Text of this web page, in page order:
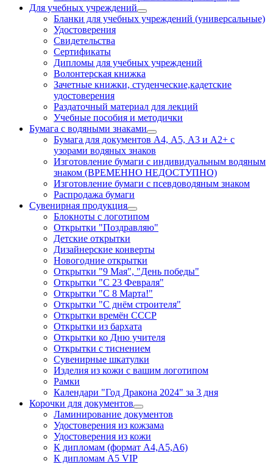
Для учебных учреждений
Бланки для учебных учреждений (универсальные)
Удостоверения
Свидетельства
Сертификаты
Дипломы для учебных учреждений
Волонтерская книжка
Зачетные книжки, студенческие,кадетские
удостоверения
Раздаточный материал для лекций
Учебные пособия и методички
Бумага с водяными знаками
Бумага для документов А4, А5, А3 и А2+ с
узорами водяных знаков
Изготовление бумаги с индивидуальным водяным
знаком (ВРЕМЕННО НЕДОСТУПНО)
Изготовление бумаги с псевдоводяным знаком
Распродажа бумаги
Сувенирная продукция
Блокноты с логотипом
Открытки "Поздравляю"
Детские открытки
Дизайнерские конверты
Новогодние открытки
Открытки "9 Мая", "День победы"
Открытки "С 23 Февраля"
Открытки "С 8 Марта!"
Открытки "С днём строителя"
Открытки времён СССР
Открытки из бархата
Открытки ко Дню учителя
Открытки с тиснением
Сувенирные шкатулки
Изделия из кожи с вашим логотипом
Рамки
Календари "Год Дракона 2024" за 3 дня
Корочки для документов
Ламинирование документов
Удостоверения из кожзама
Удостоверения из кожи
К дипломам (формат А4,А5,А6)
К дипломам А5 VIP